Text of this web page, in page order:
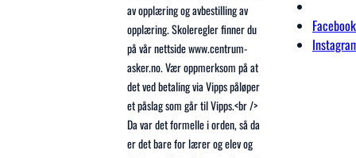
av opplæring og avbestilling av
opplæring. Skoleregler finner du
på vår nettside www.centrum-
asker.no. Vær oppmerksom på at
det ved betaling via Vipps påløper
et påslag som går til Vipps.<br />
Da var det formelle i orden, så da
er det bare for lærer og elev og
Facebook